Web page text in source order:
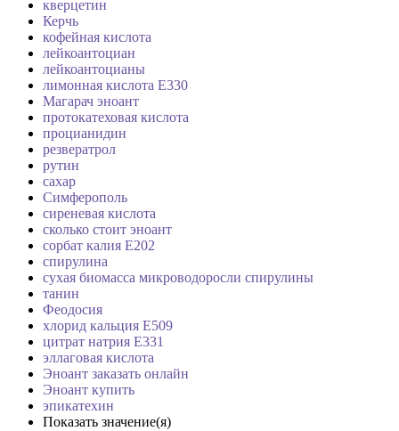
кверцетин
Керчь
кофейная кислота
лейкоантоциан
лейкоантоцианы
лимонная кислота Е330
Магарач эноант
протокатеховая кислота
процианидин
резвератрол
рутин
сахар
Симферополь
сиреневая кислота
сколько стоит эноант
сорбат калия Е202
спирулина
сухая биомасса микроводоросли спирулины
танин
Феодосия
хлорид кальция Е509
цитрат натрия Е331
эллаговая кислота
Эноант заказать онлайн
Эноант купить
эпикатехин
Показать значение(я)